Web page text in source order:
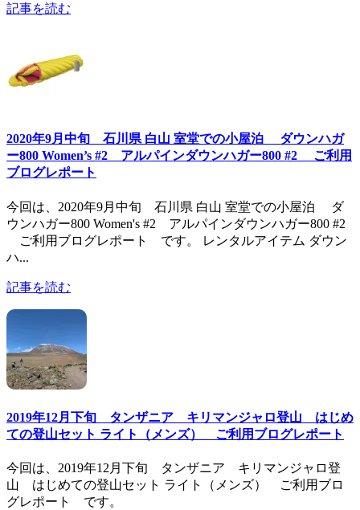
記事を読む
2020年9月中旬 石川県 白山 室堂での小屋泊 ダウンハガ
ー800 Women’s #2 アルパインダウンハガー800 #2 ご利用
ブログレポート
今回は、2020年9月中旬 石川県 白山 室堂での小屋泊 ダ
ウンハガー800 Women's #2 アルパインダウンハガー800 #2
ご利用ブログレポート です。 レンタルアイテム ダウン
ハ...
記事を読む
2019年12月下旬 タンザニア キリマンジャロ登山 はじめ
ての登山セット ライト（メンズ） ご利用ブログレポート
今回は、2019年12月下旬 タンザニア キリマンジャロ登
山 はじめての登山セット ライト（メンズ） ご利用ブロ
グレポート です。